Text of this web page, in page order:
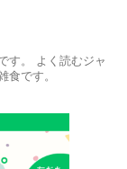
す。 よく読むジャ
食です。